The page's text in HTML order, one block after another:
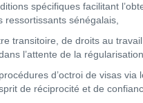
spécifiques facilitant
sénégalais,
transitoire, de droits au
l’attente de la
d’octroi de visas
de réciprocité et de